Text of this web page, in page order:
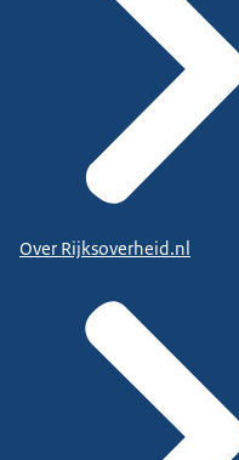
Over Rijksoverheid.nl